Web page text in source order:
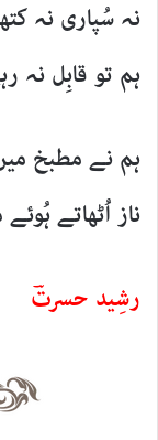
نہ سُپاری نہ
ہم تو قابِل نہ
ہم نے مطبخ میں
ناز اُٹھاتے
رشِید حسرتؔ